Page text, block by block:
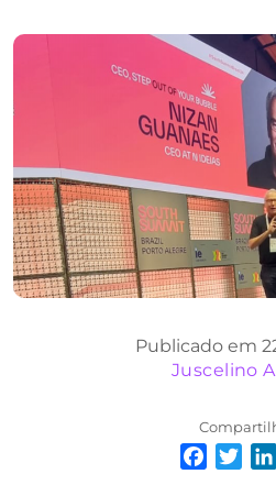
Publicado em
Juscelino